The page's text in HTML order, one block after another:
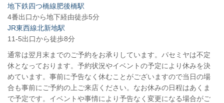
地下鉄四つ橋線肥後橋駅
4番出口から地下経由徒歩5分
JR東西線北新地駅
11-5出口から徒歩8分
通常は翌月末までのご予約をお承りしています。パセミヤは不定
休となっております。予約状況やイベントの予定により休みを決
めています。事前に予告なく休むことがございますので当日の場
合も事前にご予約の上ご来店ください。なお休みの日程はあくま
で予定です。イベントや事情により予告なく変更になる場合がご